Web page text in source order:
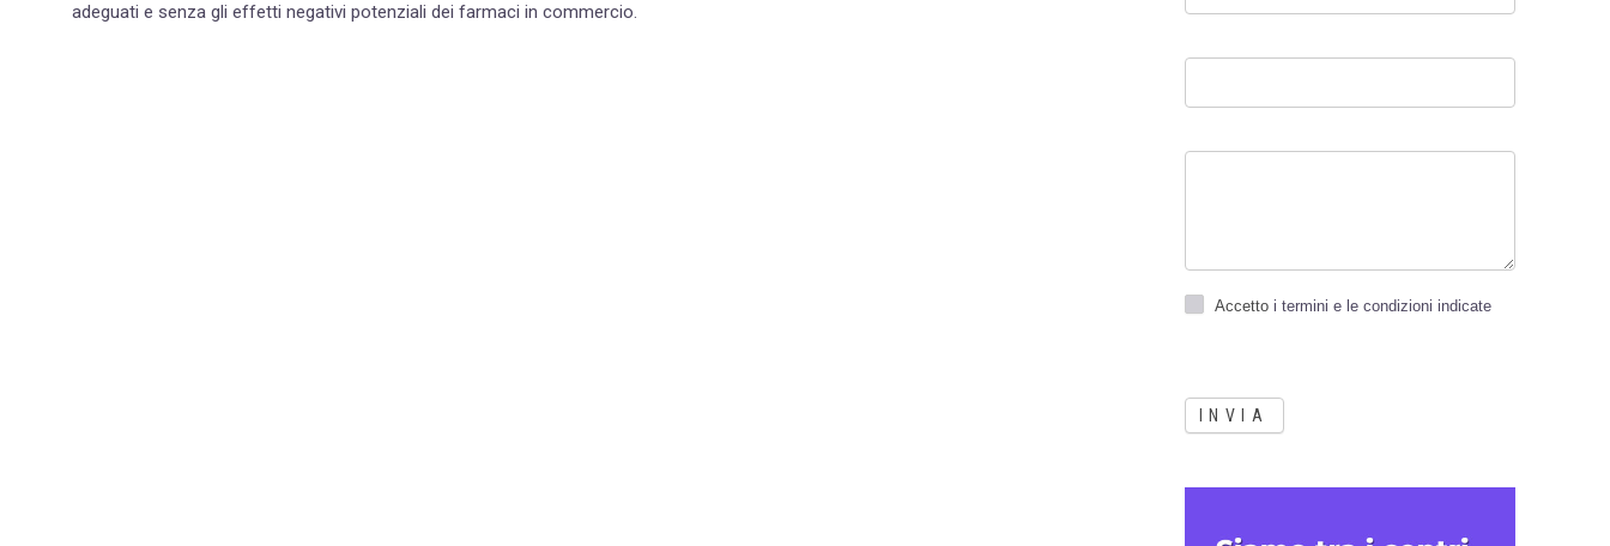
adeguati e senza gli effetti negativi potenziali dei farmaci in commercio.
Accettoi termini e le condizioni indicate
INVIA